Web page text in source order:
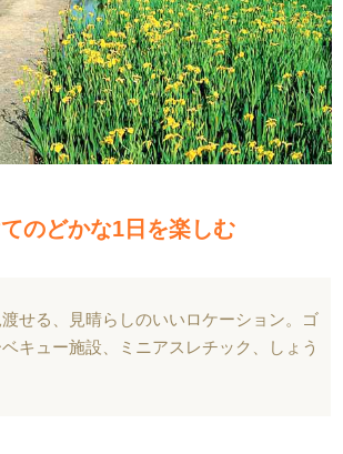
のどかな1日を楽しむ
せる、見晴らしのいいロケーション。ゴ
キュー施設、ミニアスレチック、しょう